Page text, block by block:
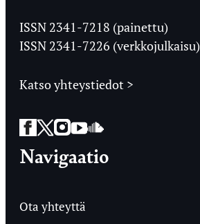
Ylioppilaslehti
ISSN 2341-7218 (painettu)
ISSN 2341-7226 (verkkojulkaisu)
Katso yhteystiedot >
Facebook
Twitter
Instagram
YouTube
SoundCloud
Navigaatio
Ota yhteyttä